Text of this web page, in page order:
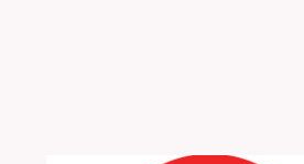
отцу-одиночке из Тверской